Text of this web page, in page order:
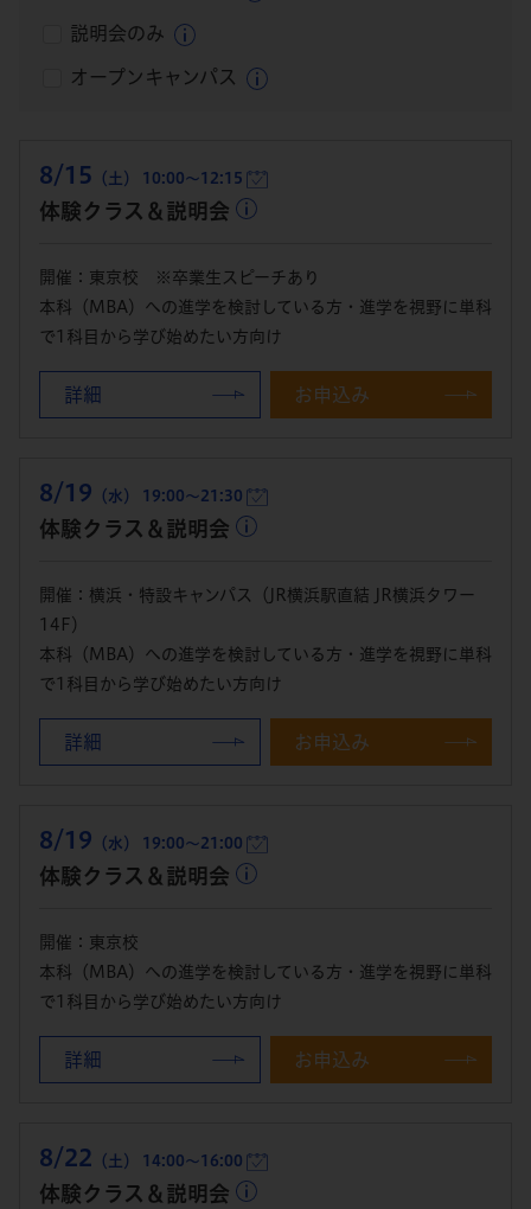
説明会のみ
オープンキャンパス
8/15 （土） 10:00～12:15
体験クラス＆説明会
開催：東京校 ※卒業生スピーチあり
本科（MBA）への進学を検討している方・進学を視野に単科
で1科目から学び始めたい方向け
詳細 お申込み
8/19 （水） 19:00～21:30
体験クラス＆説明会
開催：横浜・特設キャンパス（JR横浜駅直結 JR横浜タワー
14F）
本科（MBA）への進学を検討している方・進学を視野に単科
で1科目から学び始めたい方向け
詳細 お申込み
8/19 （水） 19:00～21:00
体験クラス＆説明会
開催：東京校
本科（MBA）への進学を検討している方・進学を視野に単科
で1科目から学び始めたい方向け
詳細 お申込み
8/22 （土） 14:00～16:00
体験クラス＆説明会